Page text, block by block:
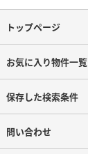
トップページ
お気に入り物件一覧
保存した検索条件
問い合わせ